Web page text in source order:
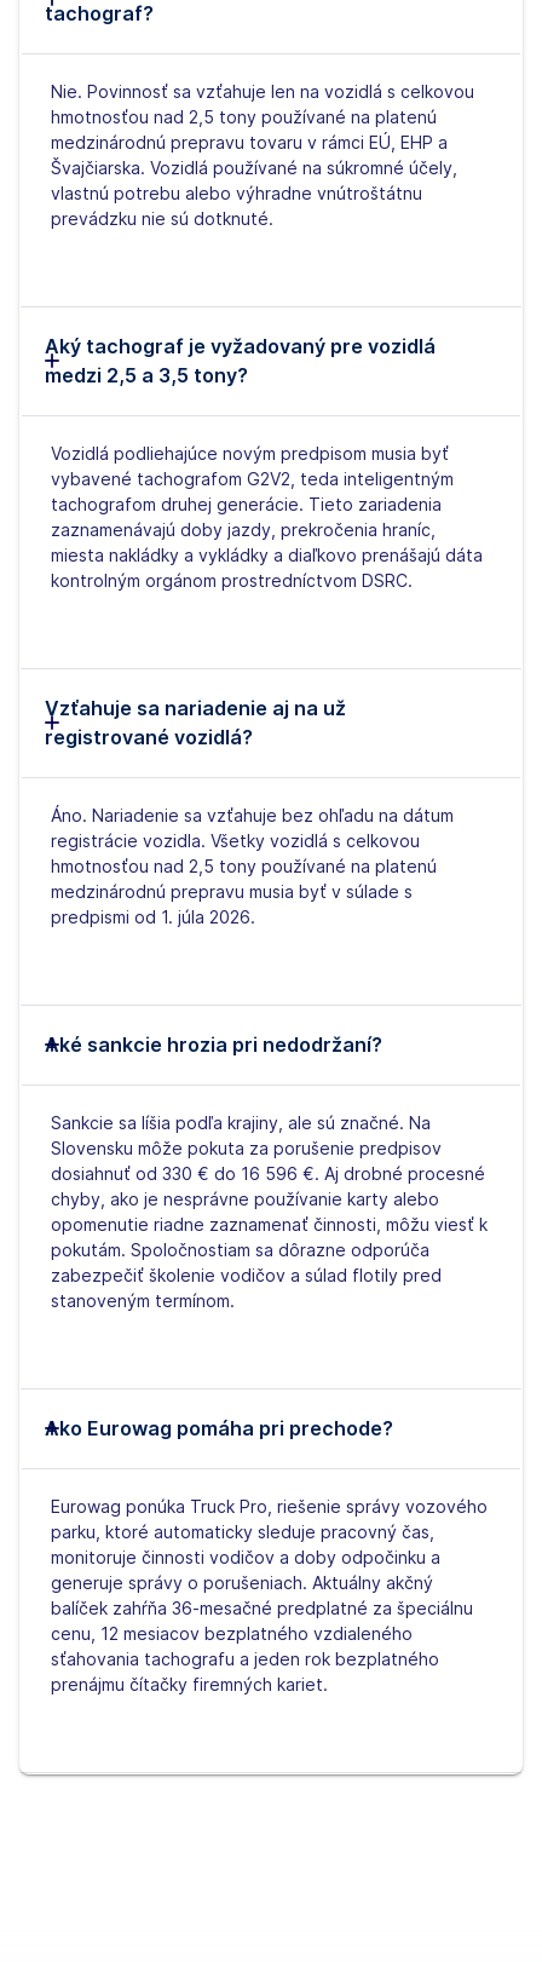
tachograf?
Nie. Povinnosť sa vzťahuje len na vozidlá s celkovou
hmotnosťou nad 2,5 tony používané na platenú
medzinárodnú prepravu tovaru v rámci EÚ, EHP a
Švajčiarska. Vozidlá používané na súkromné účely,
vlastnú potrebu alebo výhradne vnútroštátnu
prevádzku nie sú dotknuté.
Aký tachograf je vyžadovaný pre vozidlá
medzi 2,5 a 3,5 tony?
Vozidlá podliehajúce novým predpisom musia byť
vybavené tachografom G2V2, teda inteligentným
tachografom druhej generácie. Tieto zariadenia
zaznamenávajú doby jazdy, prekročenia hraníc,
miesta nakládky a vykládky a diaľkovo prenášajú dáta
kontrolným orgánom prostredníctvom DSRC.
Vzťahuje sa nariadenie aj na už
registrované vozidlá?
Áno. Nariadenie sa vzťahuje bez ohľadu na dátum
registrácie vozidla. Všetky vozidlá s celkovou
hmotnosťou nad 2,5 tony používané na platenú
medzinárodnú prepravu musia byť v súlade s
predpismi od 1. júla 2026.
Aké sankcie hrozia pri nedodržaní?
Sankcie sa líšia podľa krajiny, ale sú značné. Na
Slovensku môže pokuta za porušenie predpisov
dosiahnuť od 330 € do 16 596 €. Aj drobné procesné
chyby, ako je nesprávne používanie karty alebo
opomenutie riadne zaznamenať činnosti, môžu viesť k
pokutám. Spoločnostiam sa dôrazne odporúča
zabezpečiť školenie vodičov a súlad flotily pred
stanoveným termínom.
Ako Eurowag pomáha pri prechode?
Eurowag ponúka Truck Pro, riešenie správy vozového
parku, ktoré automaticky sleduje pracovný čas,
monitoruje činnosti vodičov a doby odpočinku a
generuje správy o porušeniach. Aktuálny akčný
balíček zahŕňa 36-mesačné predplatné za špeciálnu
cenu, 12 mesiacov bezplatného vzdialeného
sťahovania tachografu a jeden rok bezplatného
prenájmu čítačky firemných kariet.